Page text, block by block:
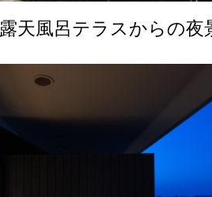
露天風呂テラスからの夜